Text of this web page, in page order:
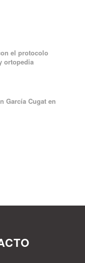
el protocolo
ortopedia
García Cugat en